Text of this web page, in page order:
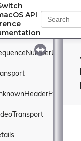
API